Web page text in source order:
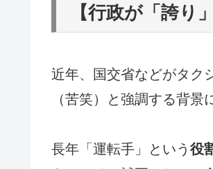
【行政が「誇り
近年、国交省などがタク
（苦笑）と強調する背景
長年「運転手」という 役